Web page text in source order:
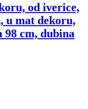
od iverice,
u mat dekoru,
98 cm, dubina